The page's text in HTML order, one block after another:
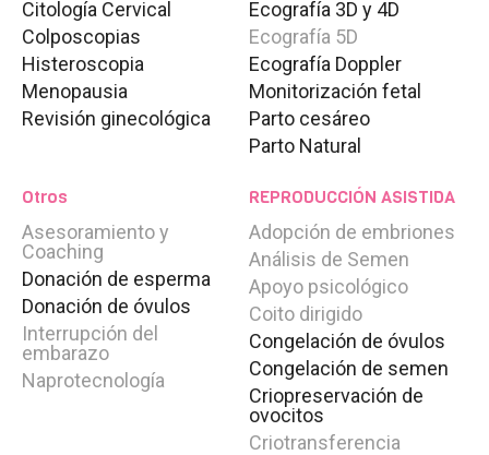
Tratamientos para ser madre soltera
DGP
Diagnóstico Genético Preimplantacional
Preservación de la paternidad
Rejuvenecimiento ovarico
Unidad avanzada de
Rejuvenecimiento Ovárico
PLANeva Plan ahorro Eva para conseguir tu embarazo
MINERVA FOR EVA
Plan Nutricional Eva Para Conseguir
Tu Embarazo
Plan personalizado EVA. Tú eliges la mejor
Citología Cervical
Colposcopias
Histeroscopia
Menopausia
Revisión ginecológica
Ecografía 3D y 4D
Ecografía 5D
Ecografía Doppler
Monitorización fetal
Parto cesáreo
Parto Natural
Otros
Asesoramiento y
Coaching
Donación de esperma
Donación de óvulos
Interrupción del
embarazo
Naprotecnología
REPRODUCCIÓN ASISTIDA
Adopción de embriones
Análisis de Semen
Apoyo psicológico
Coito dirigido
Congelación de óvulos
Congelación de semen
Criopreservación de
ovocitos
Criotransferencia